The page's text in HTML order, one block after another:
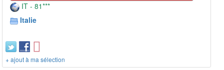
IT - 81***
Italie
+ ajout à ma sélection